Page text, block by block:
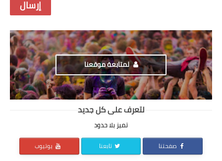
لمتابعة موقعنا
لتعرف على كل جديد
تميز بلا حدود
صفحتنا تابعنا يوتيوب